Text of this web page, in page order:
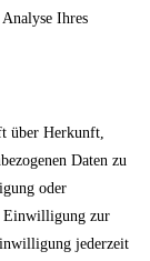
Ihres
über Herkunft,
Daten zu
oder
Einwilligung zur
jederzeit